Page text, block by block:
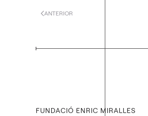
ANTERIOR
FUNDACIÓ ENRIC MIRALLES